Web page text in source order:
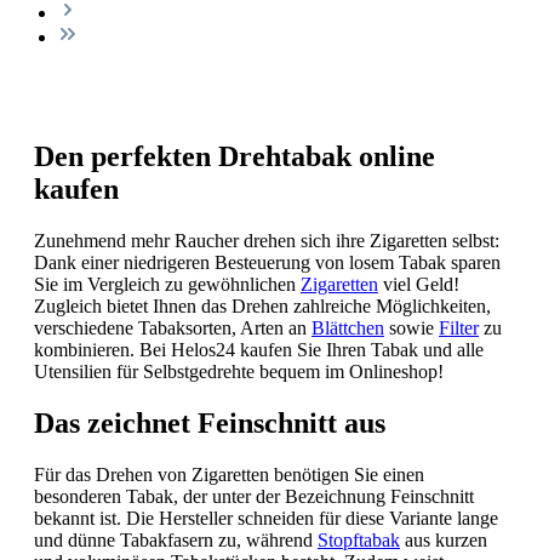
Den perfekten Drehtabak online
kaufen
Zunehmend mehr Raucher drehen sich ihre Zigaretten selbst:
Dank einer niedrigeren Besteuerung von losem Tabak sparen
Sie im Vergleich zu gewöhnlichen Zigaretten viel Geld!
Zugleich bietet Ihnen das Drehen zahlreiche Möglichkeiten,
verschiedene Tabaksorten, Arten an Blättchen sowie Filterzu
kombinieren. Bei Helos24 kaufen Sie Ihren Tabak und alle
Utensilien für Selbstgedrehte bequem im Onlineshop!
Das zeichnet Feinschnitt aus
Für das Drehen von Zigaretten benötigen Sie einen
besonderen Tabak, der unter der Bezeichnung Feinschnitt
bekannt ist. Die Hersteller schneiden für diese Variante lange
und dünne Tabakfasern zu, während Stopftabak aus kurzen